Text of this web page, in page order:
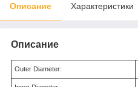
Описание Характеристики
Описание
Outer Diameter: